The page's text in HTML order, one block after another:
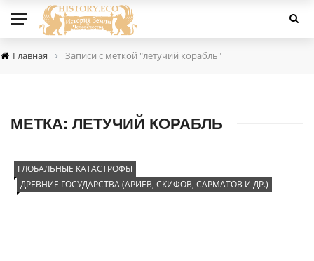
Главная › Записи с меткой "летучий корабль"
МЕТКА: ЛЕТУЧИЙ КОРАБЛЬ
ГЛОБАЛЬНЫЕ КАТАСТРОФЫ
ДРЕВНИЕ ГОСУДАРСТВА (АРИЕВ, СКИФОВ, САРМАТОВ И ДР.)